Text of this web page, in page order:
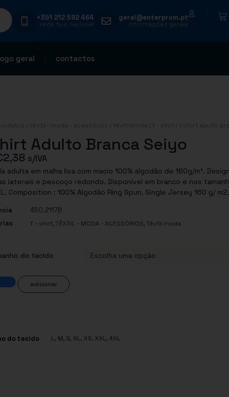
+351 212 592 464
rede fixa nacional
geral@enterprom.pt
informações gerais
geral contactos
têxtil - moda - acessórios têxtil moda t - shirt / t-shirt adulto
Adulto Branca Seiyo
2,38 s/IVA
adulta em malha lisa com macio 100% algodão de 160g/m².
laterais e pescoço redondo. Disponível em branco e nos
XXL, 3XL. Composition : 100% Algodão Ring Spun, Single Jersey 160 g/ m2.
450.21178
T - shirt,TÊXTIL - MODA - ACESSÓRIOS,Têxtil moda
do tecido
adicionar
do tecido L, M, S, XL, XS, XXL, 4XL